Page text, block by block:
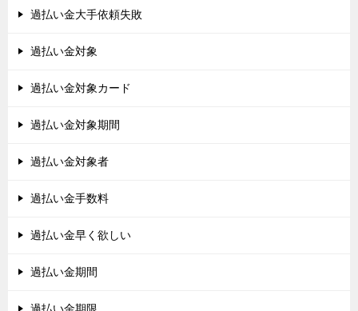
過払い金大手依頼失敗
過払い金対象
過払い金対象カード
過払い金対象期間
過払い金対象者
過払い金手数料
過払い金早く欲しい
過払い金期間